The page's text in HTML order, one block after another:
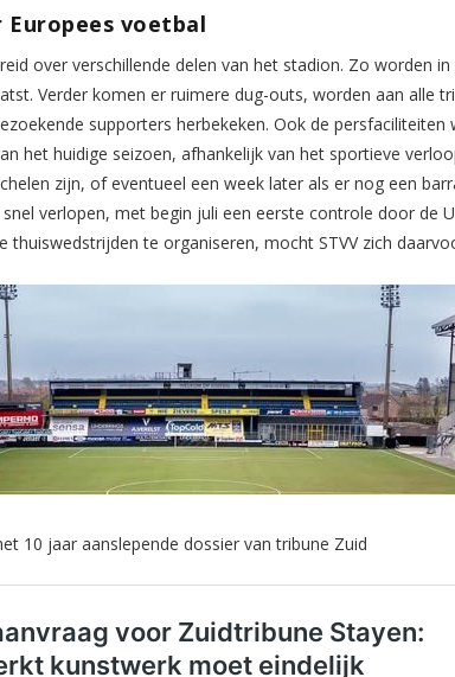
Europees voetbal
over verschillende delen van het stadion. Zo worden
Verder komen er ruimere dug-outs, worden aan alle
supporters herbekeken. Ook de persfaciliteiten
het huidige seizoen, afhankelijk van het sportieve
zijn, of eventueel een week later als er nog een
verlopen, met begin juli een eerste controle door de
thuiswedstrijden te organiseren, mocht STVV zich
10 jaar aanslepende dossier van tribune Zuid